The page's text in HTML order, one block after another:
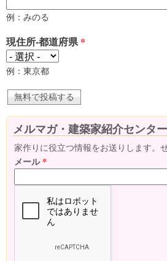
例：みのる
現住所-都道府県*
例：東京都
メルマガ・建築家紹介センタ
家作りに役立つ情報をお送りします。
メール*